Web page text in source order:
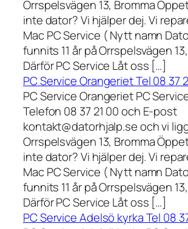
Orrspelsvägen 13, Bromma
inte dator? Vi hjälper dej. Vi
Mac PC Service ( Nytt namn
funnits 11 år på Orrspelsvägen
Därför PC Service Låt oss […]
PC Service Orangeriet Tel 08 37
PC Service Orangeriet PC
Telefon 08 37 21 00 och E-post
kontakt@datorhjalp.se och vi
Orrspelsvägen 13, Bromma
inte dator? Vi hjälper dej. Vi
Mac PC Service ( Nytt namn
funnits 11 år på Orrspelsvägen
Därför PC Service Låt oss […]
PC Service Adelsö kyrka Tel 08